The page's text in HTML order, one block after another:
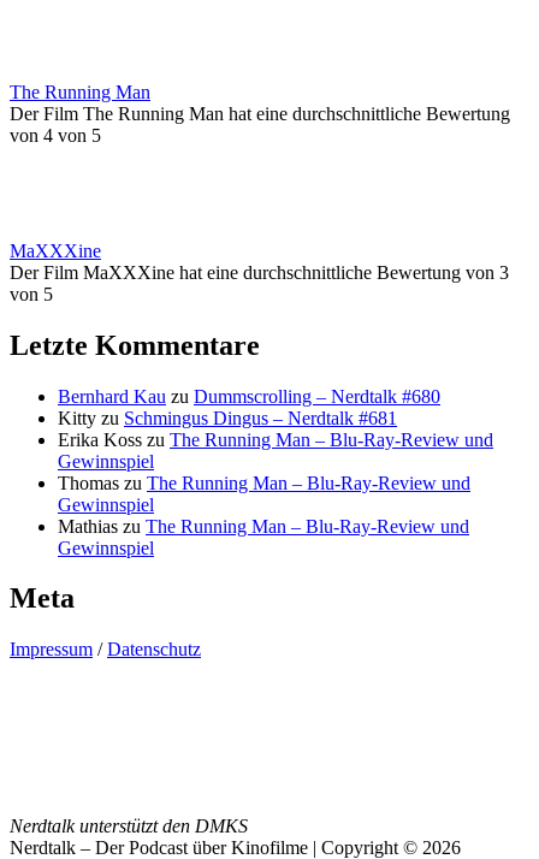
The Running Man
Der Film The Running Man hat eine durchschnittliche Bewertung
von 4 von 5
MaXXXine
Der Film MaXXXine hat eine durchschnittliche Bewertung von 3
von 5
Letzte Kommentare
Bernhard Kau zu Dummscrolling – Nerdtalk #680
Kitty zu Schmingus Dingus – Nerdtalk #681
Erika Koss zu The Running Man – Blu-Ray-Review und
Gewinnspiel
Thomas zu The Running Man – Blu-Ray-Review und
Gewinnspiel
Mathias zu The Running Man – Blu-Ray-Review und
Gewinnspiel
Meta
Impressum /Datenschutz
Nerdtalk unterstützt den DMKS
Nerdtalk – Der Podcast über Kinofilme | Copyright © 2026